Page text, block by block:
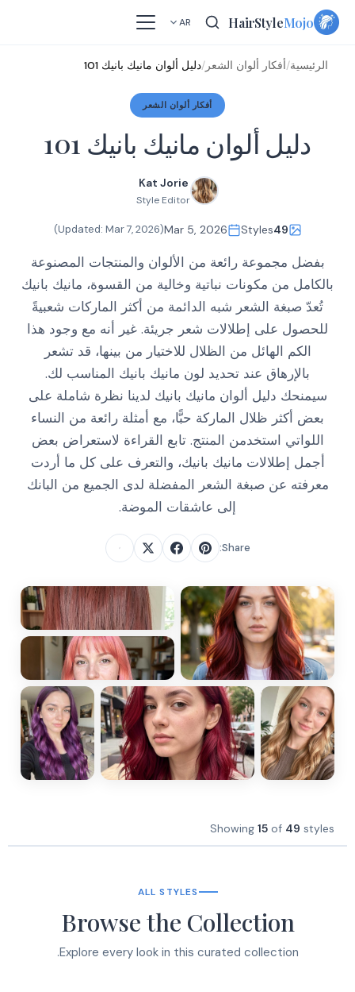
Skip
HairStyleMojo
AR
الرئيسية/أفكار ألوان الشعر /دليل ألوان مانيك بانيك 101
أفكار ألوان الشعر
دليل ألوان مانيك بانيك 101
Kat Jorie
Style Editor
49
Styles
Mar 5, 2026
(Updated:
Mar 7, 2026
)
بفضل مجموعة رائعة من الألوان والمنتجات المصنوعة
بالكامل من مكونات نباتية وخالية من القسوة، مانيك بانيك
تُعدّ صبغة الشعر شبه الدائمة من أكثر الماركات شعبيةً
للحصول على إطلالات شعر جريئة. غير أنه مع وجود هذا
الكم الهائل من الظلال للاختيار من بينها، قد تشعر
بالإرهاق عند تحديد لون مانيك بانيك المناسب لك.
سيمنحك دليل ألوان مانيك بانيك لدينا نظرة شاملة على
بعض أكثر ظلال الماركة حبًّا، مع أمثلة رائعة من النساء
اللواتي استخدمن المنتج. تابع القراءة لاستعراض بعض
أجمل إطلالات مانيك بانيك، والتعرف على كل ما أردت
معرفته عن صبغة الشعر المفضلة لدى الجميع من البانك
إلى عاشقات الموضة.
Share:
Showing 15 of 49 styles
ALL STYLES
Browse the Collection
Explore every look in this curated collection.